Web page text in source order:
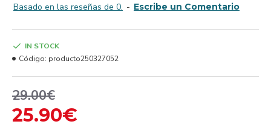
Basado en las reseñas de 0. - Escribe un Comentario
25.90€
29.00€
IN STOCK
Código: producto250327052